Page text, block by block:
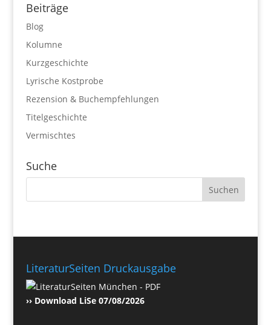
Beiträge
Blog
Kolumne
Kurzgeschichte
Lyrische Kostprobe
Rezension & Buchempfehlungen
Titelgeschichte
Vermischtes
Suche
LiteraturSeiten Druckausgabe
›› Download LiSe 07/08/2026